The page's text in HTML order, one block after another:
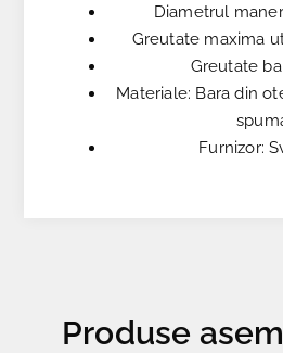
Diametrul
Greutate maxima
Greutate
Materiale: Bara din
Furnizor:
Produse